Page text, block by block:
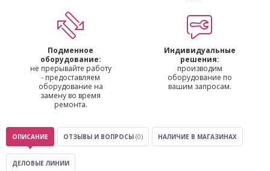
Подменное
оборудование:
не прерывайте работу
- предоставляем
оборудование на
замену во время
ремонта.
Индивидуальные
решения:
производим
оборудование по
вашим запросам.
ОПИСАНИЕ ОТЗЫВЫ И ВОПРОСЫ (0) НАЛИЧИЕ В МАГАЗИНАХ
ДЕЛОВЫЕ ЛИНИИ